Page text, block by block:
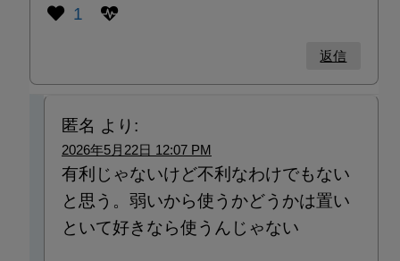
1
返信
匿名 より:
2026年5月22日 12:07 PM
有利じゃないけど不利なわけでもない
と思う。弱いから使うかどうかは置い
といて好きなら使うんじゃない